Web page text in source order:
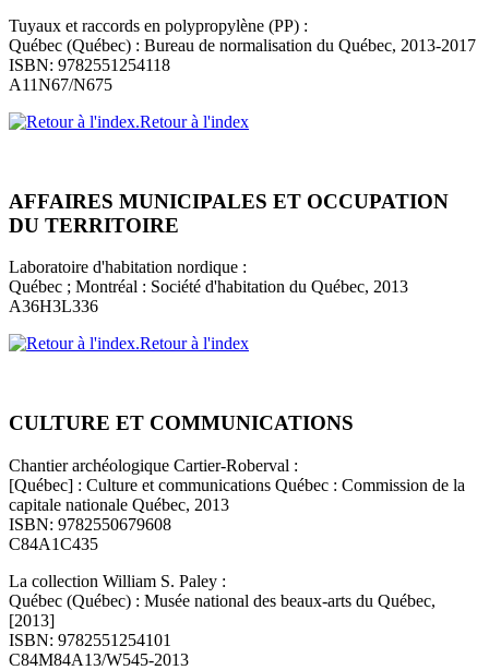
Tuyaux et raccords en polypropylène (PP) :
Québec (Québec) : Bureau de normalisation du Québec, 2013-2017
ISBN: 9782551254118
A11N67/N675
Retour à l'index
AFFAIRES MUNICIPALES ET OCCUPATION
DU TERRITOIRE
Laboratoire d'habitation nordique :
Québec ; Montréal : Société d'habitation du Québec, 2013
A36H3L336
Retour à l'index
CULTURE ET COMMUNICATIONS
Chantier archéologique Cartier-Roberval :
[Québec] : Culture et communications Québec : Commission de la
capitale nationale Québec, 2013
ISBN: 9782550679608
C84A1C435
La collection William S. Paley :
Québec (Québec) : Musée national des beaux-arts du Québec,
[2013]
ISBN: 9782551254101
C84M84A13/W545-2013